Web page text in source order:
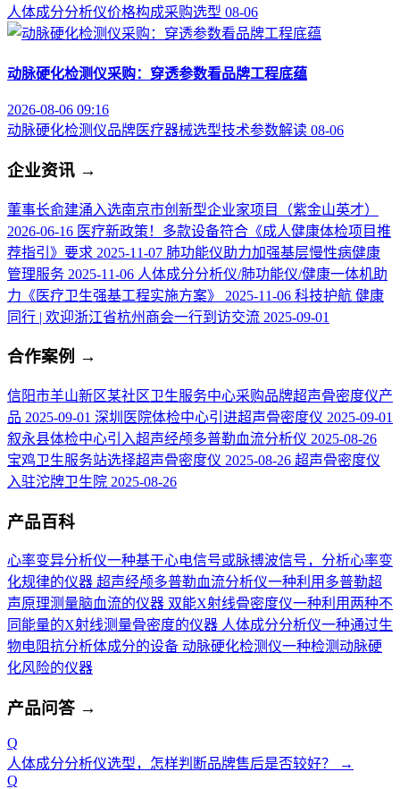
人体成分分析仪价格构成采购选型 08-06
动脉硬化检测仪采购：穿透参数看品牌工程底蕴
2026-08-06 09:16
动脉硬化检测仪品牌医疗器械选型技术参数解读 08-06
企业资讯 →
董事长俞建涌入选南京市创新型企业家项目（紫金山英才）
2026-06-16 医疗新政策！多款设备符合《成人健康体检项目推
荐指引》要求 2025-11-07 肺功能仪助力加强基层慢性病健康
管理服务 2025-11-06 人体成分分析仪/肺功能仪/健康一体机助
力《医疗卫生强基工程实施方案》
2025-11-06 科技护航 健康
同行 | 欢迎浙江省杭州商会一行到访交流 2025-09-01
合作案例 →
信阳市羊山新区某社区卫生服务中心采购品牌超声骨密度仪产
品 2025-09-01 深圳医院体检中心引进超声骨密度仪 2025-09-01
叙永县体检中心引入超声经颅多普勒血流分析仪 2025-08-26
宝鸡卫生服务站选择超声骨密度仪 2025-08-26 超声骨密度仪
入驻沱牌卫生院 2025-08-26
产品百科
心率变异分析仪一种基于心电信号或脉搏波信号，分析心率变
化规律的仪器 超声经颅多普勒血流分析仪一种利用多普勒超
声原理测量脑血流的仪器 双能X射线骨密度仪一种利用两种不
同能量的X射线测量骨密度的仪器 人体成分分析仪一种通过生
物电阻抗分析体成分的设备 动脉硬化检测仪一种检测动脉硬
化风险的仪器
产品问答 →
Q
人体成分分析仪选型，怎样判断品牌售后是否较好？
→
Q